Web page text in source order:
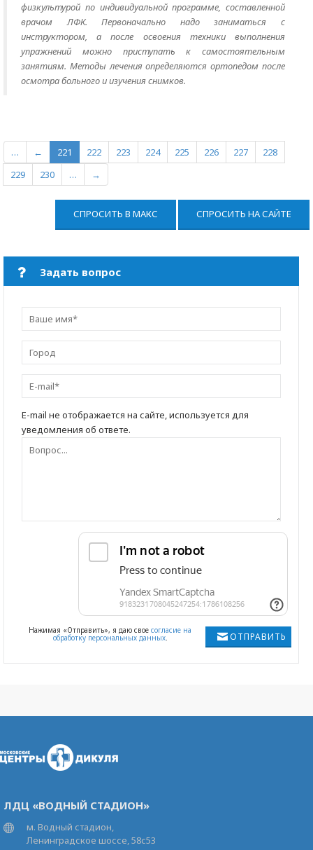
физкультурой по индивидуальной программе, составленной
врачом ЛФК. Первоначально надо заниматься с
инструктором, а после освоения техники выполнения
упражнений можно приступать к самостоятельным
занятиям. Методы лечения определяются ортопедом после
осмотра больного и изучения снимков.
… ← 221 222 223 224 225 226 227
228
229
230 … →
СПРОСИТЬ В МАКС СПРОСИТЬ НА САЙТЕ
Задать вопрос
E-mail не отображается на сайте, используется для
уведомления об ответе.
ОТПРАВИТЬ
Нажимая «Отправить», я даю свое согласие на
обработку персональных данных.
ЛДЦ «ВОДНЫЙ СТАДИОН»
м. Водный стадион,
Ленинградское шоссе, 58с53